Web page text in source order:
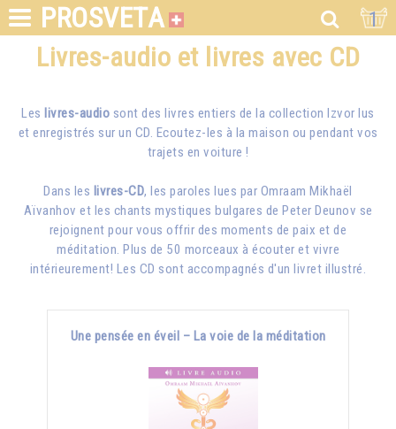
PROSVETA 1
Livres-audio et livres avec CD
Les livres-audio sont des livres entiers de la collection Izvor lus
et enregistrés sur un CD. Ecoutez-les à la maison ou pendant vos
trajets en voiture !
Dans les livres-CD, les paroles lues par Omraam Mikhaël
Aïvanhov et les chants mystiques bulgares de Peter Deunov se
rejoignent pour vous offrir des moments de paix et de
méditation. Plus de 50 morceaux à écouter et vivre
intérieurement! Les CD sont accompagnés d'un livret illustré.
Une pensée en éveil – La voie de la méditation